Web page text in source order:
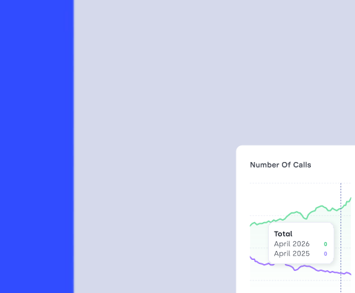
0
0
Léa Dubois
Zara Roy
Qualifying leads